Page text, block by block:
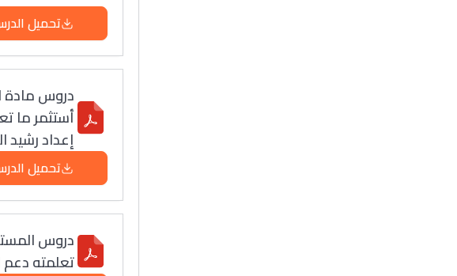
تحميل
دروس مادة
إعداد رشيد
تحميل
دروس
تعلمته دعم الدرس 20 من